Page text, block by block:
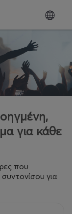
για κάθε
που
για